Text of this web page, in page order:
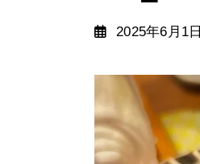
2025年6月1日